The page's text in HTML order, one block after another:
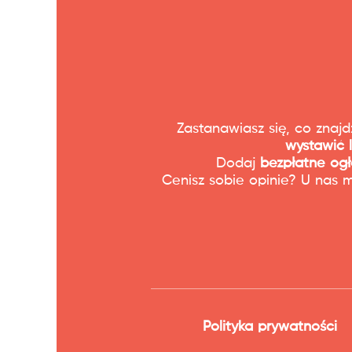
Zastanawiasz się, co
wystawić
Dodaj bezpłatne
Cenisz sobie opinie? U nas
Polityka prywatności